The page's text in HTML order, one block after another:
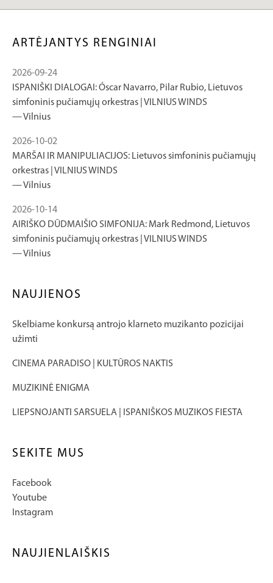
ARTĖJANTYS RENGINIAI
ISPANIŠKI DIALOGAI: Óscar Navarro, Pilar Rubio, Lietuvos
simfoninis pučiamųjų orkestras | VILNIUS WINDS
Vilnius
2026-09-24
MARŠAI IR MANIPULIACIJOS: Lietuvos simfoninis pučiamųjų
orkestras | VILNIUS WINDS
Vilnius
2026-10-02
AIRIŠKO DŪDMAIŠIO SIMFONIJA: Mark Redmond, Lietuvos
simfoninis pučiamųjų orkestras | VILNIUS WINDS
Vilnius
2026-10-14
NAUJIENOS
Skelbiame konkursą antrojo klarneto muzikanto pozicijai
užimti
CINEMA PARADISO | KULTŪROS NAKTIS
MUZIKINĖ ENIGMA
LIEPSNOJANTI SARSUELA | ISPANIŠKOS MUZIKOS FIESTA
SEKITE MUS
Facebook
Youtube
Instagram
NAUJIENLAIŠKIS